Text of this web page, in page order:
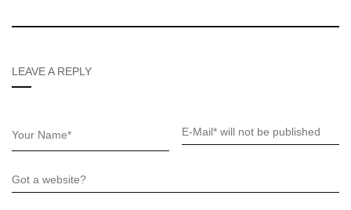
LEAVE A REPLY